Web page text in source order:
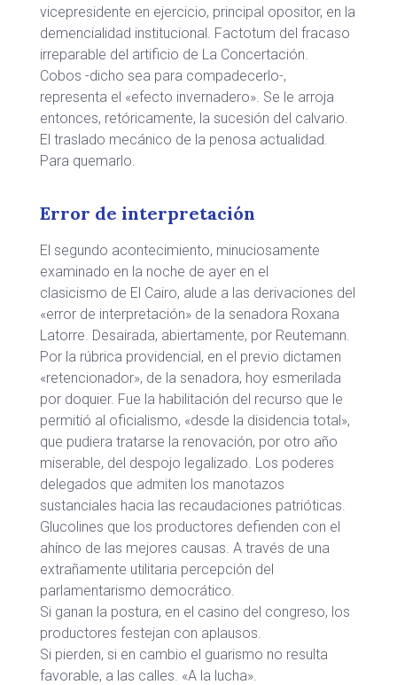
vicepresidente en ejercicio, principal opositor, en la
demencialidad institucional. Factotum del fracaso
irreparable del artificio de La Concertación.
Cobos -dicho sea para compadecerlo-,
representa el «efecto invernadero». Se le arroja
entonces, retóricamente, la sucesión del calvario.
El traslado mecánico de la penosa actualidad.
Para quemarlo.
Error de interpretación
El segundo acontecimiento, minuciosamente
examinado en la noche de ayer en el
clasicismo de El Cairo, alude a las derivaciones del
«error de interpretación» de la senadora Roxana
Latorre. Desairada, abiertamente, por Reutemann.
Por la rúbrica providencial, en el previo dictamen
«retencionador», de la senadora, hoy esmerilada
por doquier. Fue la habilitación del recurso que le
permitió al oficialismo, «desde la disidencia total»,
que pudiera tratarse la renovación, por otro año
miserable, del despojo legalizado. Los poderes
delegados que admiten los manotazos
sustanciales hacia las recaudaciones patrióticas.
Glucolines que los productores defienden con el
ahínco de las mejores causas. A través de una
extrañamente utilitaria percepción del
parlamentarismo democrático.
Si ganan la postura, en el casino del congreso, los
productores festejan con aplausos.
Si pierden, si en cambio el guarismo no resulta
favorable, a las calles. «A la lucha».